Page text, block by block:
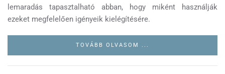
lemaradás tapasztalható abban, hogy miként használják
ezeket megfelelően igényeik kielégítésére.
TOVÁBB OLVASOM ...